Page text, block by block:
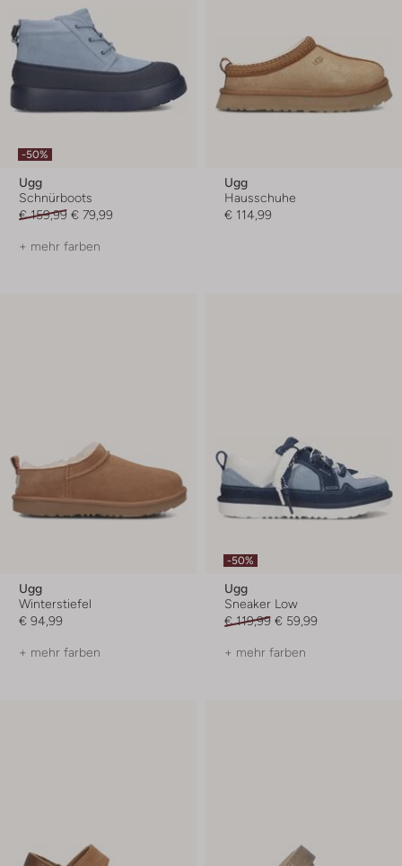
-50%
Ugg
Schnürboots
€ 159,99 € 79,99
+ mehr farben
Ugg
Hausschuhe
€ 114,99
Ugg
Winterstiefel
€ 94,99
+ mehr farben
-50%
Ugg
Sneaker Low
€ 119,99 € 59,99
+ mehr farben